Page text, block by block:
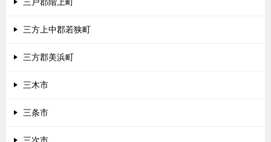
三戸郡階上町
三方上中郡若狭町
三方郡美浜町
三木市
三条市